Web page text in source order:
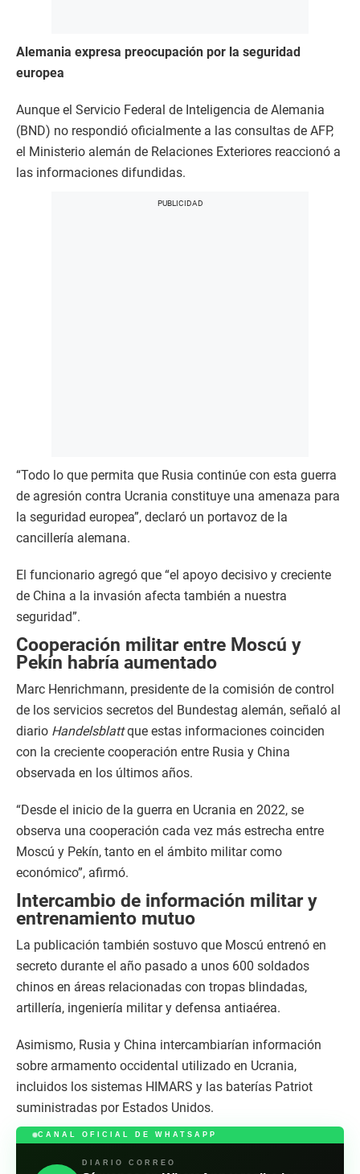
Alemania expresa preocupación por la seguridad
europea
Aunque el Servicio Federal de Inteligencia de Alemania
(BND) no respondió oficialmente a las consultas de AFP,
el Ministerio alemán de Relaciones Exteriores reaccionó a
las informaciones difundidas.
“Todo lo que permita que Rusia continúe con esta guerra
de agresión contra Ucrania constituye una amenaza para
la seguridad europea”, declaró un portavoz de la
cancillería alemana.
El funcionario agregó que “el apoyo decisivo y creciente
de China a la invasión afecta también a nuestra
seguridad”.
Cooperación militar entre Moscú y
Pekín habría aumentado
Marc Henrichmann, presidente de la comisión de control
de los servicios secretos del Bundestag alemán, señaló al
diario Handelsblattque estas informaciones coinciden
con la creciente cooperación entre Rusia y China
observada en los últimos años.
“Desde el inicio de la guerra en Ucrania en 2022, se
observa una cooperación cada vez más estrecha entre
Moscú y Pekín, tanto en el ámbito militar como
económico”, afirmó.
Intercambio de información militar y
entrenamiento mutuo
La publicación también sostuvo que Moscú entrenó en
secreto durante el año pasado a unos 600 soldados
chinos en áreas relacionadas con tropas blindadas,
artillería, ingeniería militar y defensa antiaérea.
Asimismo, Rusia y China intercambiarían información
sobre armamento occidental utilizado en Ucrania,
incluidos los sistemas HIMARS y las baterías Patriot
suministradas por Estados Unidos.
CANAL OFICIAL DE WHATSAPP
DIARIO CORREO